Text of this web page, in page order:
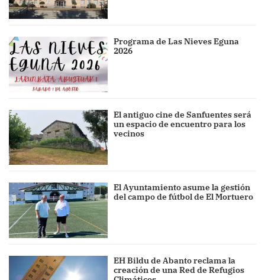
Programa de Las Nieves Eguna
2026
El antiguo cine de Sanfuentes será
un espacio de encuentro para los
vecinos
El Ayuntamiento asume la gestión
del campo de fútbol de El Mortuero
EH Bildu de Abanto reclama la
creación de una Red de Refugios